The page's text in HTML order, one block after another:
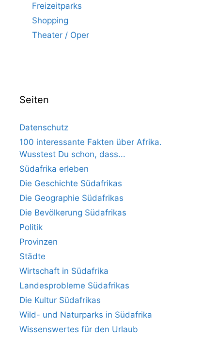
Freizeitparks
Shopping
Theater / Oper
Seiten
Datenschutz
100 interessante Fakten über Afrika.
Wusstest Du schon, dass...
Südafrika erleben
Die Geschichte Südafrikas
Die Geographie Südafrikas
Die Bevölkerung Südafrikas
Politik
Provinzen
Städte
Wirtschaft in Südafrika
Landesprobleme Südafrikas
Die Kultur Südafrikas
Wild- und Naturparks in Südafrika
Wissenswertes für den Urlaub